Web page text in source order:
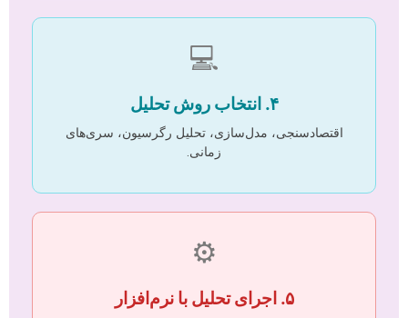
💻
۴. انتخاب روش تحلیل
اقتصادسنجی، مدل‌سازی، تحلیل رگرسیون، سری‌های
زمانی.
⚙️
۵. اجرای تحلیل با نرم‌افزار